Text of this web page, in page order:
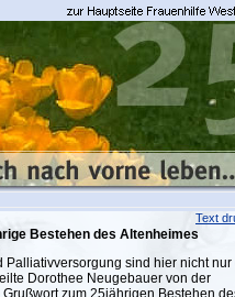
Text
Bestehen des Altenheimes
Palliativversorgung sind hier nicht nur
Dorothee Neugebauer von der
zum 25jährigen Bestehen